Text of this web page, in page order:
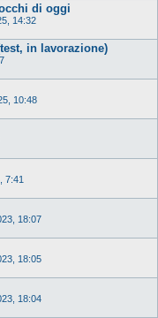
di oggi
14:32
in lavorazione)
10:48
7:41
18:07
18:05
18:04